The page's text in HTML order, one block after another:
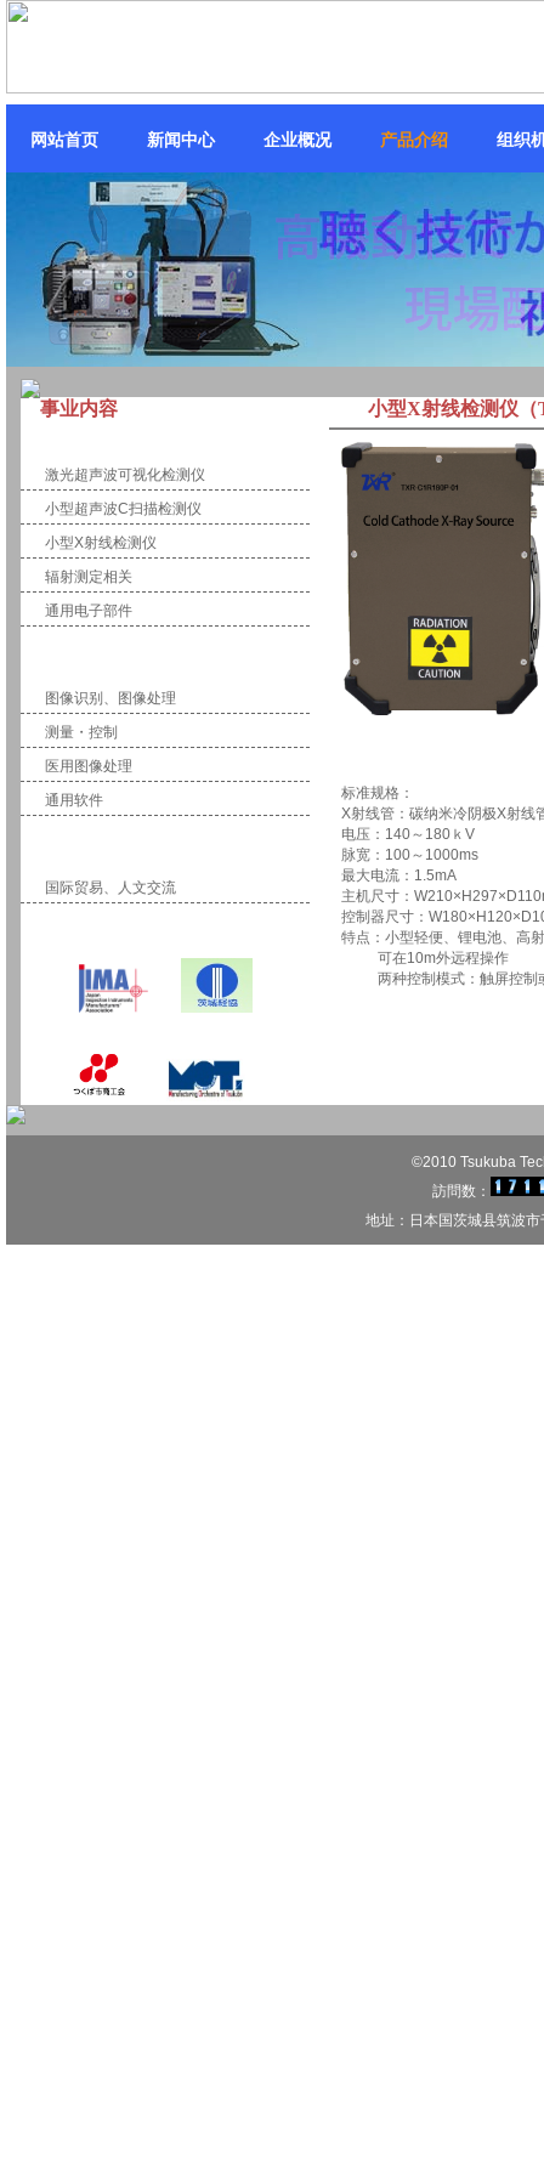
网站首页 新闻中心 企业概况 产品介绍 组织
事业内容
激光超声波可视化检测仪
小型超声波C扫描检测仪
小型X射线检测仪
辐射测定相关
通用电子部件
图像识别、图像处理
测量・控制
医用图像处理
通用软件
国际贸易、人文交流
小型X射线检测仪（
标准规格：
X射线管：碳纳米冷阴极X射线
电压：140～180ｋV
脉宽：100～1000ms
最大电流：1.5mA
主机尺寸：
控制器尺寸：
特点：小型轻便、锂电池、高
可在10m外远程操作
两种控制模式：触屏控制
©2010 Tsukuba
訪問数：
地址：日本国茨城县筑波